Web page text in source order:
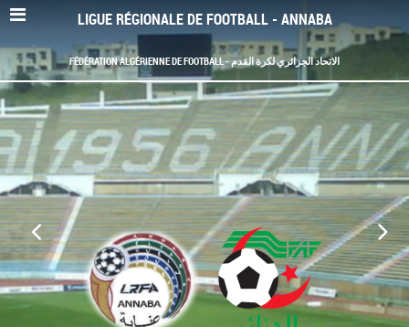
LIGUE RÉGIONALE DE FOOTBALL - ANNABA
FÉDÉRATION ALGÉRIENNE DE FOOTBALL - الاتحاد الجزائري لكرة القدم